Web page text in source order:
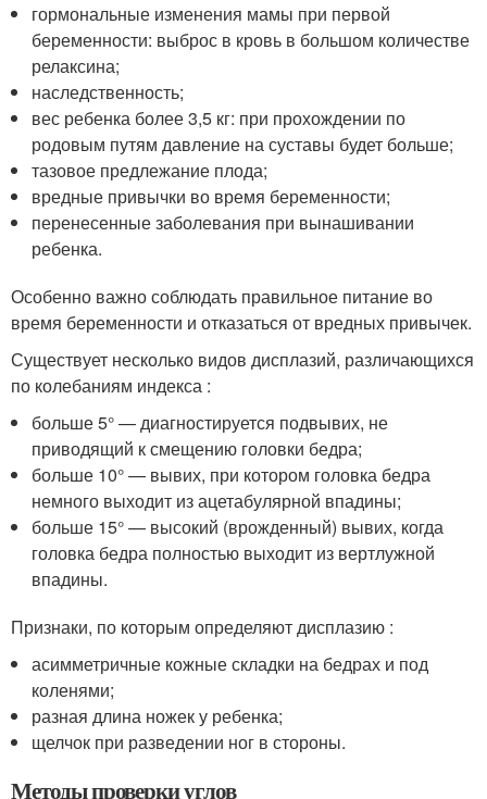
гормональные изменения мамы при первой
беременности: выброс в кровь в большом количестве
релаксина;
наследственность;
вес ребенка более 3,5 кг: при прохождении по
родовым путям давление на суставы будет больше;
тазовое предлежание плода;
вредные привычки во время беременности;
перенесенные заболевания при вынашивании
ребенка.
Особенно важно соблюдать правильное питание во
время беременности и отказаться от вредных привычек.
Существует несколько видов дисплазий, различающихся
по колебаниям индекса :
больше 5° — диагностируется подвывих, не
приводящий к смещению головки бедра;
больше 10° — вывих, при котором головка бедра
немного выходит из ацетабулярной впадины;
больше 15° — высокий (врожденный) вывих, когда
головка бедра полностью выходит из вертлужной
впадины.
Признаки, по которым определяют дисплазию :
асимметричные кожные складки на бедрах и под
коленями;
разная длина ножек у ребенка;
щелчок при разведении ног в стороны.
Методы проверки углов